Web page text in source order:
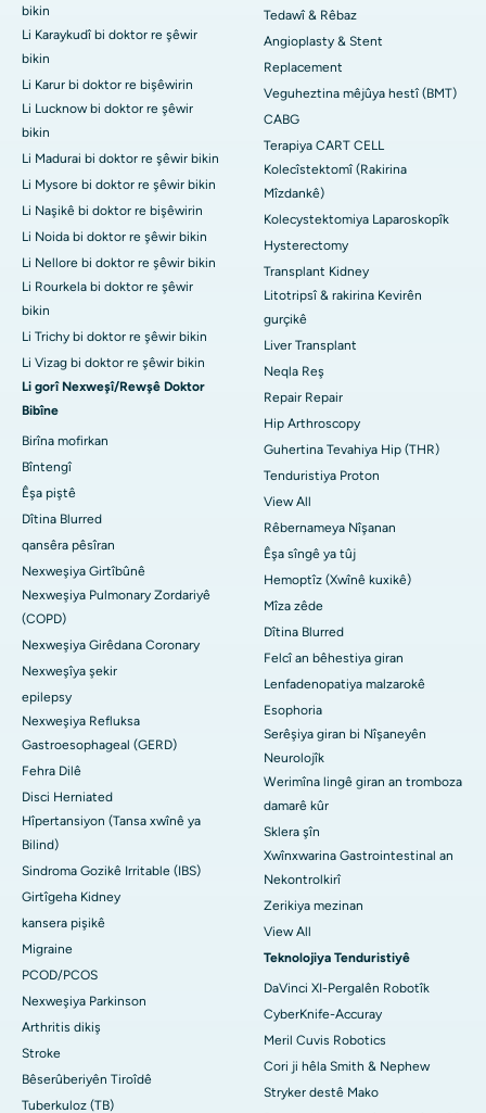
bikin
Li Karaykudî bi doktor re şêwir
bikin
Li Karur bi doktor re bişêwirin
Li Lucknow bi doktor re şêwir
bikin
Li Madurai bi doktor re şêwir bikin
Li Mysore bi doktor re şêwir bikin
Li Naşikê bi doktor re bişêwirin
Li Noida bi doktor re şêwir bikin
Li Nellore bi doktor re şêwir bikin
Li Rourkela bi doktor re şêwir
bikin
Li Trichy bi doktor re şêwir bikin
Li Vizag bi doktor re şêwir bikin
Li gorî Nexweşî/Rewşê Doktor
Bibîne
Birîna mofirkan
Bîntengî
Êşa piştê
Dîtina Blurred
qansêra pêsîran
Nexweşiya Girtîbûnê
Nexweşiya Pulmonary Zordariyê
(COPD)
Nexweşiya Girêdana Coronary
Nexweşîya şekir
epilepsy
Nexweşiya Refluksa
Gastroesophageal (GERD)
Fehra Dilê
Disci Herniated
Hîpertansiyon (Tansa xwînê ya
Bilind)
Sindroma Gozikê Irritable (IBS)
Girtîgeha Kidney
kansera pişikê
Migraine
PCOD/PCOS
Nexweşiya Parkinson
Arthritis dikiş
Stroke
Bêserûberiyên Tiroîdê
Tuberkuloz (TB)
Tedawî & Rêbaz
Angioplasty & Stent
Replacement
Veguheztina mêjûya hestî (BMT)
CABG
Terapiya CART CELL
Kolecîstektomî (Rakirina
Mîzdankê)
Kolecystektomiya Laparoskopîk
Hysterectomy
Transplant Kidney
Litotripsî & rakirina Kevirên
gurçikê
Liver Transplant
Neqla Reş
Repair Repair
Hip Arthroscopy
Guhertina Tevahiya Hip (THR)
Tenduristiya Proton
View All
Rêbernameya Nîşanan
Êşa sîngê ya tûj
Hemoptîz (Xwînê kuxikê)
Mîza zêde
Dîtina Blurred
Felcî an bêhestiya giran
Lenfadenopatiya malzarokê
Esophoria
Serêşiya giran bi Nîşaneyên
Neurolojîk
Werimîna lingê giran an tromboza
damarê kûr
Sklera şîn
Xwînxwarina Gastrointestinal an
Nekontrolkirî
Zerikiya mezinan
View All
Teknolojiya Tenduristiyê
DaVinci XI-Pergalên Robotîk
CyberKnife-Accuray
Meril Cuvis Robotics
Cori ji hêla Smith & Nephew
Stryker destê Mako